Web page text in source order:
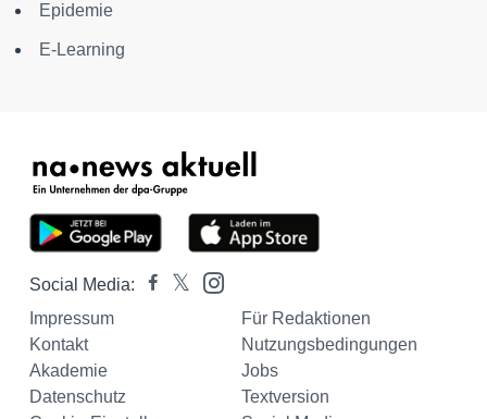
Epidemie
E-Learning
Social Media:
Impressum
Für Redaktionen
Kontakt
Nutzungsbedingungen
Akademie
Jobs
Datenschutz
Textversion